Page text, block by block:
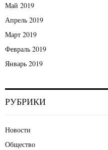
Май 2019
Апрель 2019
Март 2019
Февраль 2019
Январь 2019
РУБРИКИ
Новости
Общество